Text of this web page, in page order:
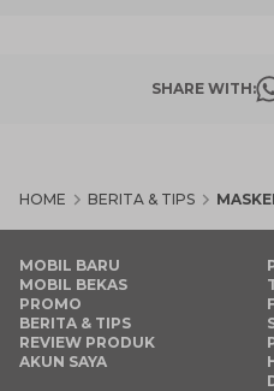
SHARE WITH:
HOME BERITA & TIPS
MOBIL BARU
MOBIL BEKAS
PROMO
BERITA & TIPS
REVIEW PRODUK
AKUN SAYA